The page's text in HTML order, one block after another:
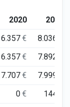
2020
2021
6.357€ 8.036
6.357€ 7.892
7.707€ 7.999
0€ 144